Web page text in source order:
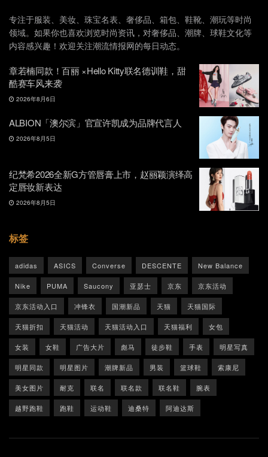
专注于服装、美妆、珠宝名表、奢侈品、箱包、鞋靴、潮玩等时尚
领域。如果你也喜欢浏览时尚资讯，对奢侈品、潮牌、球鞋文化等
内容感兴趣！欢迎关注潮流情报网的每日动态。
章若楠同款！百丽 ×Hello Kitty联名德训鞋，甜
酷赛车风来袭
2026年8月6日
ALBION「澳尔滨」官宣许凯成为品牌代言人
2026年8月5日
纪梵希2026全新G方管唇膏上市，赵丽颖演绎高
定唇妆新表达
2026年8月5日
标签
adidas ASICS Converse DESCENTE New Balance
Nike PUMA Saucony 亚瑟士 京东 京东活动
京东活动入口 冲锋衣 国潮新品 天猫 天猫国际
天猫折扣 天猫活动 天猫活动入口 天猫福利 女包
女装 女鞋 广告大片 彪马 徒步鞋 手表 明星写真
明星同款 明星图片 潮牌新品 男装 篮球鞋 索康尼
美女图片 耐克 联名 联名款 联名鞋 腕表
越野跑鞋 跑鞋 运动鞋 迪桑特 阿迪达斯